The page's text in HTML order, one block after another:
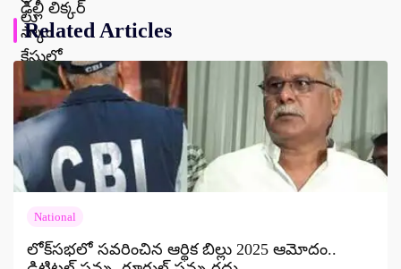
Related Articles
National
లోక్‌సభలో సవరించిన ఆర్థిక బిల్లు 2025 ఆమోదం..